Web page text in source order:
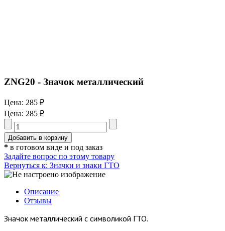
ZNG20 - Значок металлический
Цена: 285 ₽
Цена: 285 ₽
* в готовом виде и под заказ
Задайте вопрос по этому товару
Вернуться к: Значки и знаки ГТО
Описание
Отзывы
Значок металлический с символикой ГТО.